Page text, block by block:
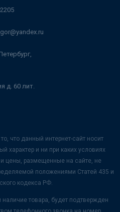
д. 60 лит.
что данный интернет-сайт носит
характер и ни при каких условиях
цены, размещенные на сайте, не
положениями Статей 435 и
кодекса РФ.
товара, будет подтвержден